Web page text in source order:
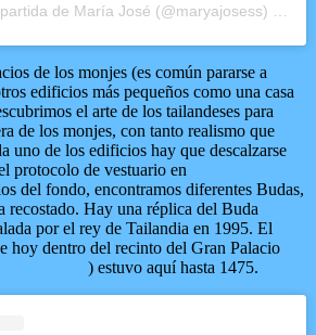
de María José (@maryajosess)
de los monjes (es común pararse a
edificios más pequeños como una casa
el arte de los tailandeses para
de los monjes, con tanto realismo que
uno de los edificios hay que descalzarse
protocolo de vestuario en
del fondo, encontramos diferentes Budas,
recostado. Hay una réplica del Buda
por el rey de Tailandia en 1995. El
hoy dentro del recinto del Gran Palacio
) estuvo aquí hasta 1475.